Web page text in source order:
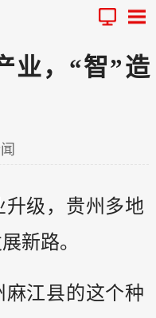
业，“智”造
级， 贵州 多地
新路。
麻江县的这个种